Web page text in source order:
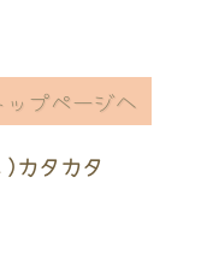
カタカタ
ップページへ